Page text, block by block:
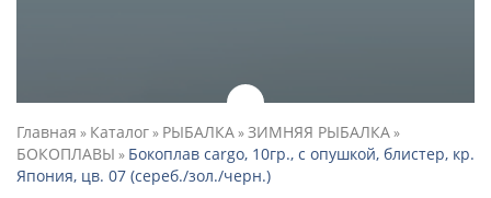
Главная » Каталог» РЫБАЛКА»ЗИМНЯЯ РЫБАЛКА»
БОКОПЛАВЫ » Бокоплав cargo, 10гр., с опушкой, блистер, кр.
Япония, цв. 07 (сереб./зол./черн.)